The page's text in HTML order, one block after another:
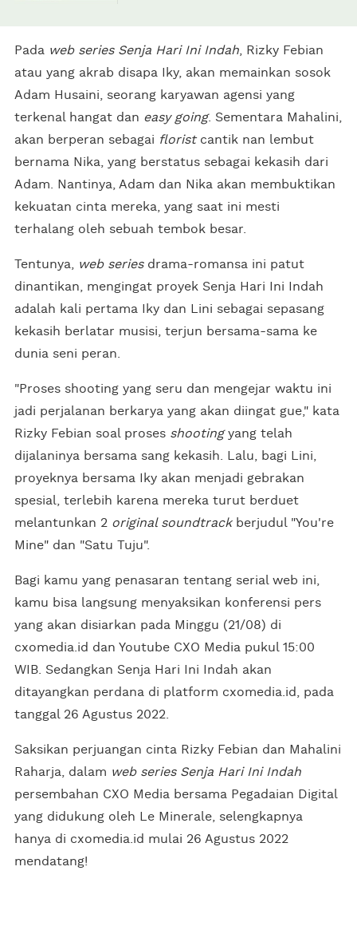
Pada web series Senja Hari Ini Indah , Rizky Febian
atau yang akrab disapa Iky, akan memainkan sosok
Adam Husaini, seorang karyawan agensi yang
terkenal hangat dan easy going. Sementara Mahalini,
akan berperan sebagai floristcantik nan lembut
bernama Nika, yang berstatus sebagai kekasih dari
Adam. Nantinya, Adam dan Nika akan membuktikan
kekuatan cinta mereka, yang saat ini mesti
terhalang oleh sebuah tembok besar.
Tentunya, web seriesdrama-romansa ini patut
dinantikan, mengingat proyek Senja Hari Ini Indah
adalah kali pertama Iky dan Lini sebagai sepasang
kekasih berlatar musisi, terjun bersama-sama ke
dunia seni peran.
"Proses shooting yang seru dan mengejar waktu ini
jadi perjalanan berkarya yang akan diingat gue," kata
Rizky Febian soal proses shootingyang telah
dijalaninya bersama sang kekasih. Lalu, bagi Lini,
proyeknya bersama Iky akan menjadi gebrakan
spesial, terlebih karena mereka turut berduet
melantunkan 2 original soundtrackberjudul "You're
Mine" dan "Satu Tuju".
Bagi kamu yang penasaran tentang serial web ini,
kamu bisa langsung menyaksikan konferensi pers
yang akan disiarkan pada Minggu (21/08) di
cxomedia.id dan Youtube CXO Media pukul 15:00
WIB. Sedangkan Senja Hari Ini Indah akan
ditayangkan perdana di platform cxomedia.id, pada
tanggal 26 Agustus 2022.
Saksikan perjuangan cinta Rizky Febian dan Mahalini
Raharja, dalam web series Senja Hari Ini Indah
persembahan CXO Media bersama Pegadaian Digital
yang didukung oleh Le Minerale, selengkapnya
hanya di cxomedia.id mulai 26 Agustus 2022
mendatang!